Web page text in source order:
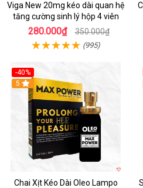
Viga New 20mg kéo dài quan hệ
tăng cường sinh lý hộp 4 viên
280.000₫ 350.000₫
(995)
-40%
5
Chai Xịt Kéo Dài Oleo Lampo